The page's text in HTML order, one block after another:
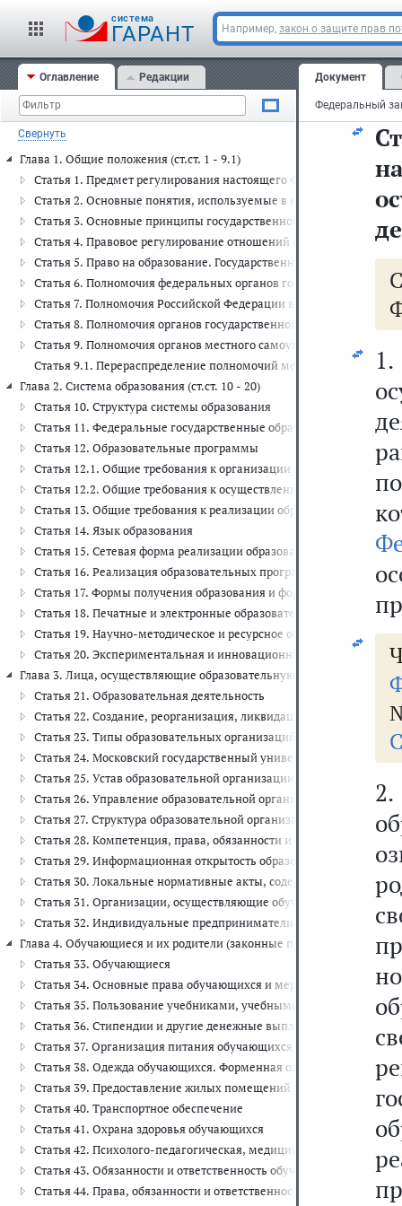
cистема
ГАРАНТ Например, закон о защите прав
Оглавление Редакции
Свернуть
Глава 1. Общие положения (ст.ст. 1 - 9.1)
Статья 1. Предмет регулирования настоящего Федерального
Статья 2. Основные понятия, используемые в настоящем
Статья 3. Основные принципы государственной политики и
Статья 4. Правовое регулирование отношений в сфере
Статья 5. Право на образование. Государственные гарантии
Статья 6. Полномочия федеральных органов государственной
Статья 7. Полномочия Российской Федерации в сфере
Статья 8. Полномочия органов государственной власти
Статья 9. Полномочия органов местного самоуправления
Статья 9.1. Перераспределение полномочий между органами
Глава 2. Система образования (ст.ст. 10 - 20)
Статья 10. Структура системы образования
Статья 11. Федеральные государственные образовательные
Статья 12. Образовательные программы
Статья 12.1. Общие требования к организации воспитания
Статья 12.2. Общие требования к осуществлению
Статья 13. Общие требования к реализации образовательных
Статья 14. Язык образования
Статья 15. Сетевая форма реализации образовательных программ
Статья 16. Реализация образовательных программ с
Статья 17. Формы получения образования и формы обучения
Статья 18. Печатные и электронные образовательные и
Статья 19. Научно-методическое и ресурсное обеспечение
Статья 20. Экспериментальная и инновационная деятельность в
Глава 3. Лица, осуществляющие образовательную деятельность
Статья 21. Образовательная деятельность
Статья 22. Создание, реорганизация, ликвидация
Статья 23. Типы образовательных организаций
Статья 24. Московский государственный университет имени
Статья 25. Устав образовательной организации
Статья 26. Управление образовательной организацией
Статья 27. Структура образовательной организации
Статья 28. Компетенция, права, обязанности и ответственность
Статья 29. Информационная открытость образовательной
Статья 30. Локальные нормативные акты, содержащие нормы,
Статья 31. Организации, осуществляющие обучение
Статья 32. Индивидуальные предприниматели, осуществляющие
Глава 4. Обучающиеся и их родители (законные представители)
Статья 33. Обучающиеся
Статья 34. Основные права обучающихся и меры их социальной
Статья 35. Пользование учебниками, учебными пособиями,
Статья 36. Стипендии и другие денежные выплаты
Статья 37. Организация питания обучающихся
Статья 38. Одежда обучающихся. Форменная одежда и иное
Статья 39. Предоставление жилых помещений в общежитиях
Статья 40. Транспортное обеспечение
Статья 41. Охрана здоровья обучающихся
Статья 42. Психолого-педагогическая, медицинская и
Статья 43. Обязанности и ответственность обучающихся
Статья 44. Права, обязанности и ответственность в сфере
Документ
и
и
в